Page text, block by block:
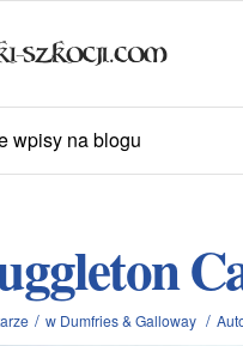
wpisy na blogu
/ w Dumfries & Galloway /